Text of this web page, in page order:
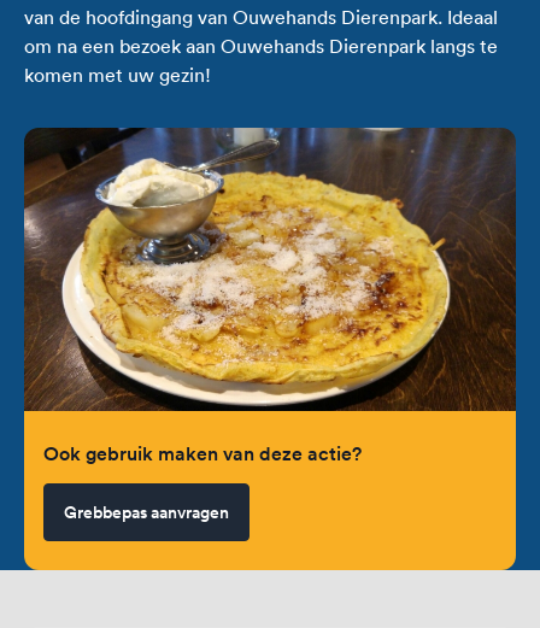
van de hoofdingang van Ouwehands Dierenpark. Ideaal
om na een bezoek aan Ouwehands Dierenpark langs te
komen met uw gezin!
Ook gebruik maken van deze actie?
Grebbepas aanvragen